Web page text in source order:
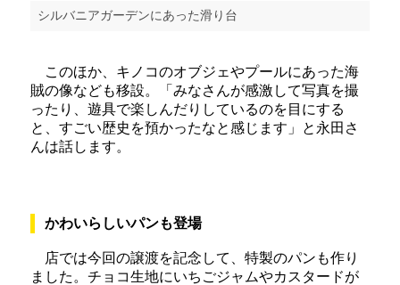
シルバニアガーデンにあった滑り台
このほか、キノコのオブジェやプールにあった海
賊の像なども移設。「みなさんが感激して写真を撮
ったり、遊具で楽しんだりしているのを目にする
と、すごい歴史を預かったなと感じます」と永田さ
んは話します。
かわいらしいパンも登場
店では今回の譲渡を記念して、特製のパンも作り
ました。チョコ生地にいちごジャムやカスタードが